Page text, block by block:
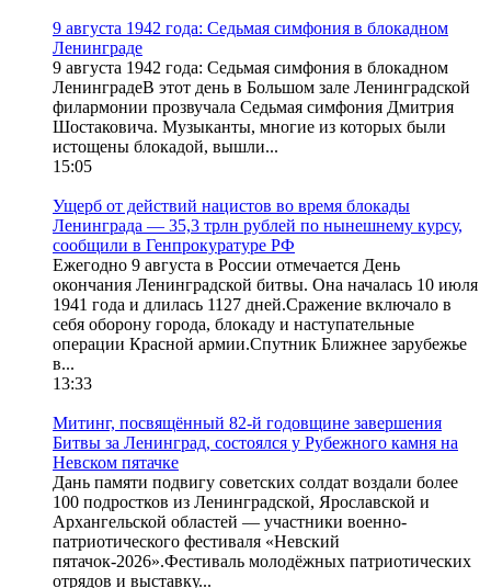
9 августа 1942 года: Седьмая симфония в блокадном
Ленинграде
9 августа 1942 года: Седьмая симфония в блокадном
ЛенинградеВ этот день в Большом зале Ленинградской
филармонии прозвучала Седьмая симфония Дмитрия
Шостаковича. Музыканты, многие из которых были
истощены блокадой, вышли...
15:05
Ущерб от действий нацистов во время блокады
Ленинграда — 35,3 трлн рублей по нынешнему курсу,
сообщили в Генпрокуратуре РФ
Ежегодно 9 августа в России отмечается День
окончания Ленинградской битвы. Она началась 10 июля
1941 года и длилась 1127 дней.Сражение включало в
себя оборону города, блокаду и наступательные
операции Красной армии.Спутник Ближнее зарубежье
в...
13:33
Митинг, посвящённый 82-й годовщине завершения
Битвы за Ленинград, состоялся у Рубежного камня на
Невском пятачке
Дань памяти подвигу советских солдат воздали более
100 подростков из Ленинградской, Ярославской и
Архангельской областей — участники военно-
патриотического фестиваля «Невский
пятачок-2026».Фестиваль молодёжных патриотических
отрядов и выставку...